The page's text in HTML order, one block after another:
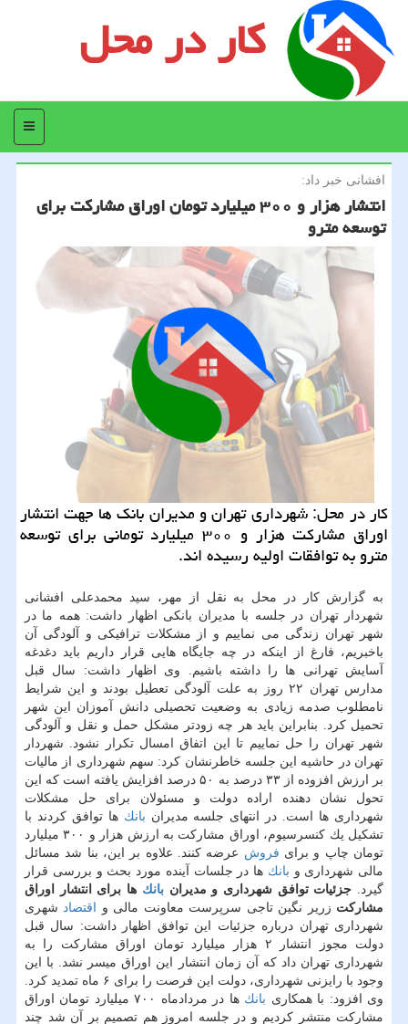
کار در محل
منو
افشانی خبر داد:
انتشار هزار و ۳۰۰ میلیارد تومان اوراق مشاركت برای
توسعه مترو
كار در محل: شهرداری تهران و مدیران بانك ها جهت انتشار
اوراق مشاركت هزار و ۳۰۰ میلیارد تومانی برای توسعه
مترو به توافقات اولیه رسیده اند.
به گزارش كار در محل به نقل از مهر، سید محمدعلی افشانی
شهردار تهران در جلسه با مدیران بانكی اظهار داشت: همه ما در
شهر تهران زندگی می نماییم و از مشكلات ترافیكی و آلودگی آن
باخبریم، فارغ از اینكه در چه جایگاه هایی قرار داریم باید دغدغه
آسایش تهرانی ها را داشته باشیم. وی اظهار داشت: سال قبل
مدارس تهران ۲۲ روز به علت آلودگی تعطیل بودند و این شرایط
نامطلوب صدمه زیادی به وضعیت تحصیلی دانش آموزان این شهر
تحمیل كرد. بنابراین باید هر چه زودتر مشكل حمل و نقل و آلودگی
شهر تهران را حل نماییم تا این اتفاق امسال تكرار نشود. شهردار
تهران در حاشیه این جلسه خاطرنشان كرد: سهم شهرداری از مالیات
بر ارزش افزوده از ۳۳ درصد به ۵۰ درصد افزایش یافته است كه این
تحول نشان دهنده اراده دولت و مسئولان برای حل مشكلات
شهرداری ها است. در انتهای جلسه مدیران بانك ها توافق كردند با
تشكیل یك كنسرسیوم، اوراق مشاركت به ارزش هزار و ۳۰۰ میلیارد
تومان چاپ و برای فروش عرضه كنند. علاوه بر این، بنا شد مسائل
مالی شهرداری و بانك ها در جلسات آینده مورد بحث و بررسی قرار
گیرد. جزئیات توافق شهرداری و مدیرانبانك ها برای انتشار اوراق
مشاركت زریر نگین تاجی سرپرست معاونت مالی و اقتصاد شهری
شهرداری تهران درباره جزئیات این توافق اظهار داشت: سال قبل
دولت مجوز انتشار ۲ هزار میلیارد تومان اوراق مشاركت را به
شهرداری تهران داد كه آن زمان انتشار این اوراق میسر نشد. با این
وجود با رایزنی شهرداری، دولت این فرصت را برای ۶ ماه تمدید كرد.
وی افزود: با همكاری بانك
ها در مردادماه ۷۰۰ میلیارد تومان اوراق
مشاركت منتشر كردیم و در جلسه امروز هم تصمیم بر آن شد چند